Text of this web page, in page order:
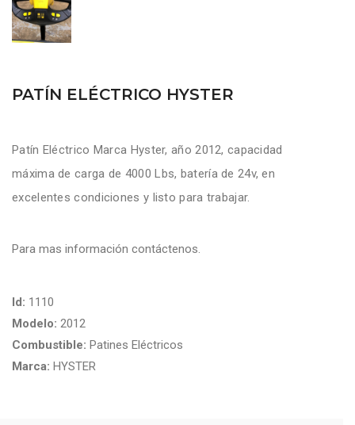
PATÍN ELÉCTRICO HYSTER
Patín Eléctrico Marca Hyster, año 2012, capacidad
máxima de carga de 4000 Lbs, batería de 24v, en
excelentes condiciones y listo para trabajar.
Para mas información contáctenos.
Id: 1110
Modelo: 2012
Combustible: Patines Eléctricos
Marca: HYSTER